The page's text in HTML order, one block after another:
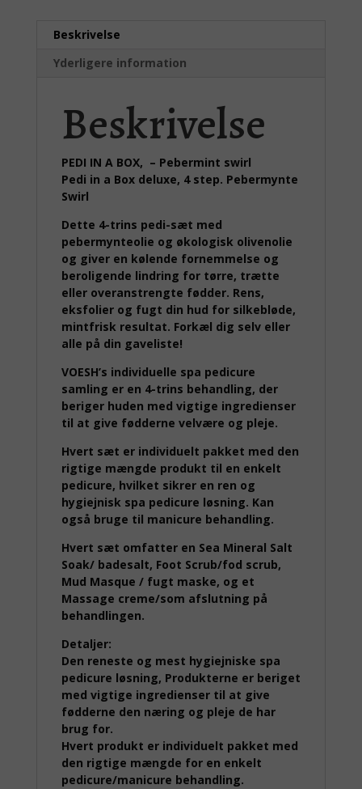
Beskrivelse
Yderligere information
Beskrivelse
PEDI IN A BOX, – Pebermint swirl
Pedi in a Box deluxe, 4 step. Pebermynte
Swirl
Dette 4-trins pedi-sæt med
pebermynteolie og økologisk olivenolie
og giver en kølende fornemmelse og
beroligende lindring for tørre, trætte
eller overanstrengte fødder. Rens,
eksfolier og fugt din hud for silkebløde,
mintfrisk resultat. Forkæl dig selv eller
alle på din gaveliste!
VOESH’s individuelle spa pedicure
samling er en 4-trins behandling, der
beriger huden med vigtige ingredienser
til at give fødderne velvære og pleje.
Hvert sæt er individuelt pakket med den
rigtige mængde produkt til en enkelt
pedicure, hvilket sikrer en ren og
hygiejnisk spa pedicure løsning. Kan
også bruge til manicure behandling.
Hvert sæt omfatter en Sea Mineral Salt
Soak/ badesalt, Foot Scrub/fod scrub,
Mud Masque / fugt maske, og et
Massage creme/som afslutning på
behandlingen.
Detaljer:
Den reneste og mest hygiejniske spa
pedicure løsning, Produkterne er beriget
med vigtige ingredienser til at give
fødderne den næring og pleje de har
brug for.
Hvert produkt er individuelt pakket med
den rigtige mængde for en enkelt
pedicure/manicure behandling.